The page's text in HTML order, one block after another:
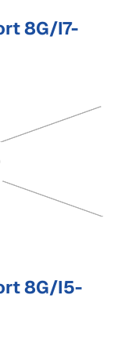
8G/I7-
8G/I5-